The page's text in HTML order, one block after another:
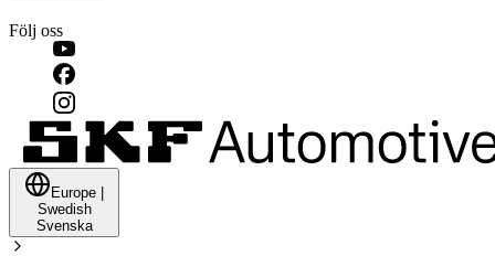
Följ oss
Europe
Swedish
Svenska